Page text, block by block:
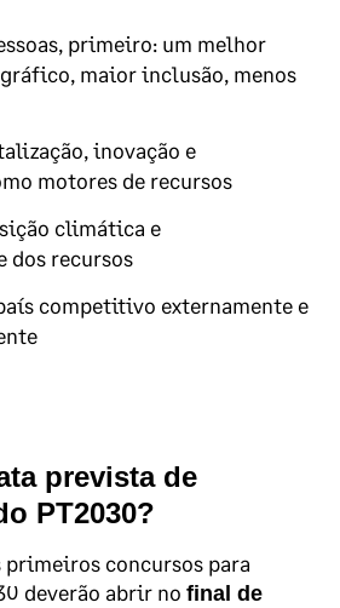
primeiro: um melhor
maior inclusão, menos
inovação e
motores de recursos
climática e
dos recursos
competitivo externamente e
prevista de
PT2030?
primeiros concursos para
deverão abrir no final de